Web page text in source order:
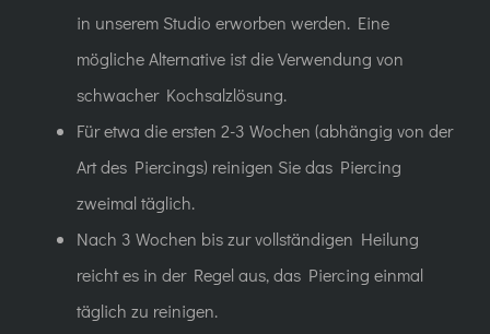
in unserem Studio erworben werden. Eine
mögliche Alternative ist die Verwendung von
schwacher Kochsalzlösung.
Für etwa die ersten 2-3 Wochen (abhängig von der
Art des Piercings) reinigen Sie das Piercing
zweimal täglich.
Nach 3 Wochen bis zur vollständigen Heilung
reicht es in der Regel aus, das Piercing einmal
täglich zu reinigen.